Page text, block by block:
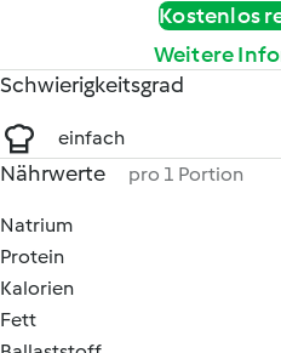
Kostenlos
Weitere
Schwierigkeitsgrad
einfach
Nährwerte pro 1 Portion
Natrium
Protein
Kalorien
Fett